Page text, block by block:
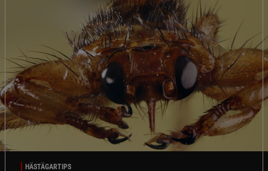
HÄSTÄGARTIPS